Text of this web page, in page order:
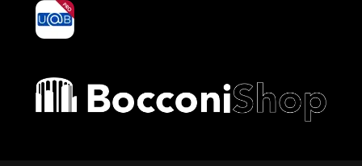
yoU@B
Bocconi shop